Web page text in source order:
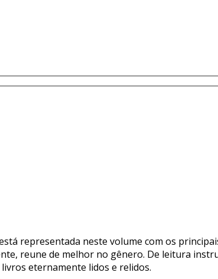
representada neste volume com os
reune de melhor no gênero. De leitura
eternamente lidos e relidos.